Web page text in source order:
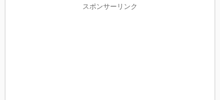
スポンサーリンク